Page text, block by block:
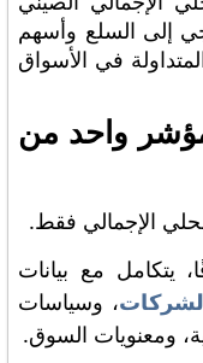
إلى السلع وأسهم
في الأسواق
مؤشر واحد من
الإجمالي فقط.
يتكامل مع بيانات
، وسياسات
ومعنويات السوق.